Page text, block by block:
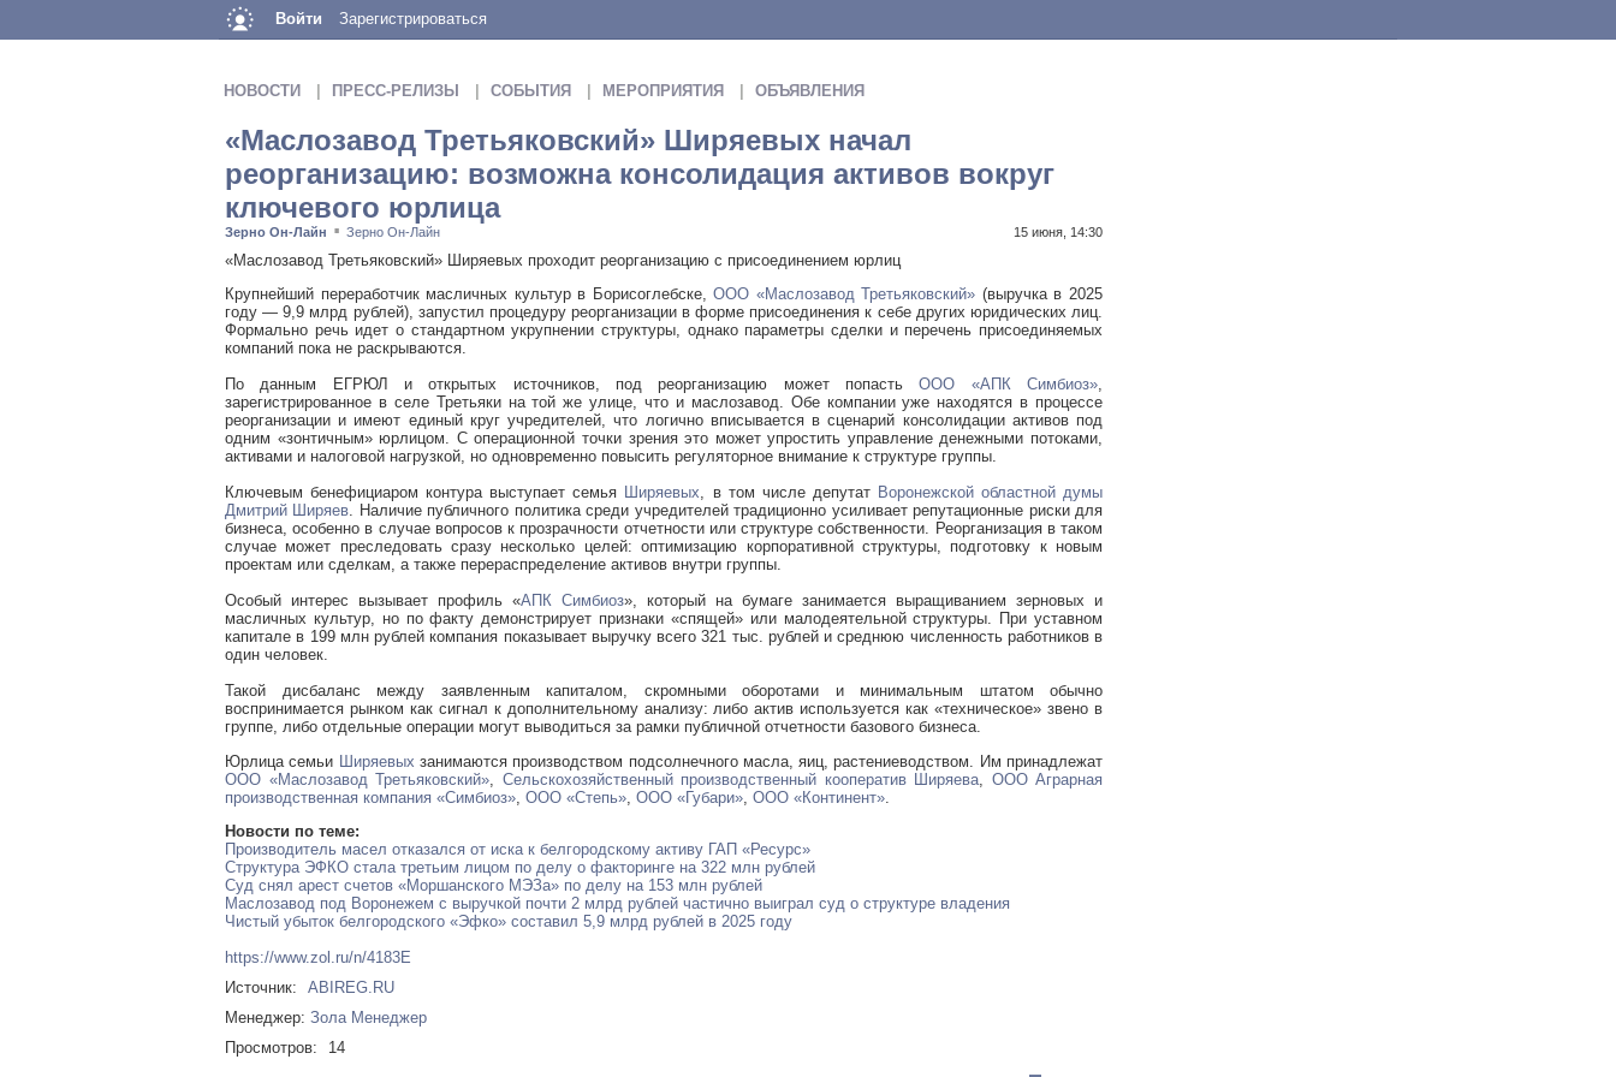
Войти Зарегистрироваться
НОВОСТИ ПРЕСС-РЕЛИЗЫ СОБЫТИЯ МЕРОПРИЯТИЯ ОБЪЯВЛЕНИЯ
«Маслозавод Третьяковский» Ширяевых начал
реорганизацию: возможна консолидация активов вокруг
ключевого юрлица
Зерно Он-Лайн ■ Зерно Он-Лайн 15 июня, 14:30
«Маслозавод Третьяковский» Ширяевых проходит реорганизацию с присоединением юрлиц
Крупнейший переработчик масличных культур в Борисоглебске,ООО «Маслозавод Третьяковский» (выручка в 2025
году — 9,9 млрд рублей), запустил процедуру реорганизации в форме присоединения к себе других юридических лиц.
Формально речь идет о стандартном укрупнении структуры, однако параметры сделки и перечень присоединяемых
компаний пока не раскрываются.
По данным ЕГРЮЛ и открытых источников, под реорганизацию может попастьООО «АПК Симбиоз»,
зарегистрированное в селе Третьяки на той же улице, что и маслозавод. Обе компании уже находятся в процессе
реорганизации и имеют единый круг учредителей, что логично вписывается в сценарий консолидации активов под
одним «зонтичным» юрлицом. С операционной точки зрения это может упростить управление денежными потоками,
активами и налоговой нагрузкой, но одновременно повысить регуляторное внимание к структуре группы.
Ключевым бенефициаром контура выступает семья Ширяевых, в том числе депутат Воронежской областной думы
Дмитрий Ширяев. Наличие публичного политика среди учредителей традиционно усиливает репутационные риски для
бизнеса, особенно в случае вопросов к прозрачности отчетности или структуре собственности. Реорганизация в таком
случае может преследовать сразу несколько целей: оптимизацию корпоративной структуры, подготовку к новым
проектам или сделкам, а также перераспределение активов внутри группы.
Особый интерес вызывает профиль «АПК Симбиоз», который на бумаге занимается выращиванием зерновых и
масличных культур, но по факту демонстрирует признаки «спящей» или малодеятельной структуры. При уставном
капитале в 199 млн рублей компания показывает выручку всего 321 тыс. рублей и среднюю численность работников в
один человек.
Такой дисбаланс между заявленным капиталом, скромными оборотами и минимальным штатом обычно
воспринимается рынком как сигнал к дополнительному анализу: либо актив используется как «техническое» звено в
группе, либо отдельные операции могут выводиться за рамки публичной отчетности базового бизнеса.
Юрлица семьи Ширяевых занимаются производством подсолнечного масла, яиц, растениеводством. Им принадлежат
ООО «Маслозавод Третьяковский»
Сельскохозяйственный производственный кооператив Ширяева
ООО Аграрная
производственная компания «Симбиоз» ООО «Степь» ООО «Губари» ООО «Континент»
Новости по теме:
Производитель масел отказался от иска к белгородскому активу ГАП «Ресурс»
Структура ЭФКО стала третьим лицом по делу о факторинге на 322 млн рублей
Суд снял арест счетов «Моршанского МЭЗа» по делу на 153 млн рублей
Маслозавод под Воронежем с выручкой почти 2 млрд рублей частично выиграл суд о структуре владения
Чистый убыток белгородского «Эфко» составил 5,9 млрд рублей в 2025 году
https://www.zol.ru/n/4183E
Источник:
ABIREG.RU
Менеджер: Зола Менеджер
Просмотров:
14